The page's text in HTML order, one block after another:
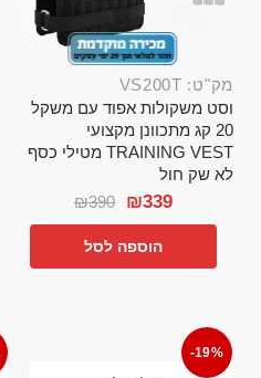
מק"ט: VS200T
וסט משקולות אפוד עם משקל
20 קג מתכוונן מקצועי
TRAINING VEST מטילי כסף
לא שק חול
₪390 ₪339
הוספה לסל
-19%